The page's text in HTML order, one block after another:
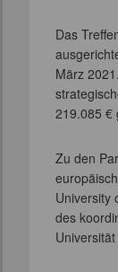
Das
März
219.085 €
Zu den
University
des